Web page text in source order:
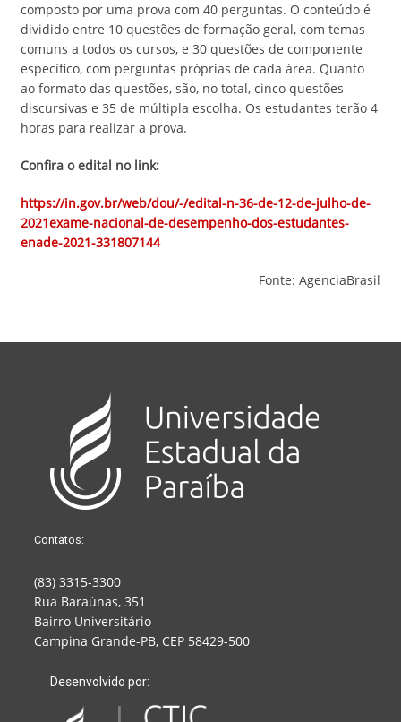
composto por uma prova com 40 perguntas. O conteúdo é
dividido entre 10 questões de formação geral, com temas
comuns a todos os cursos, e 30 questões de componente
específico, com perguntas próprias de cada área. Quanto
ao formato das questões, são, no total, cinco questões
discursivas e 35 de múltipla escolha. Os estudantes terão 4
horas para realizar a prova.
Confira o edital no link:
https://in.gov.br/web/dou/-/edital-n-36-de-12-de-julho-de-
2021exame-nacional-de-desempenho-dos-estudantes-
enade-2021-331807144
Fonte: AgenciaBrasil
Contatos:
(83) 3315-3300
Rua Baraúnas, 351
Bairro Universitário
Campina Grande-PB, CEP 58429-500
Desenvolvido por: